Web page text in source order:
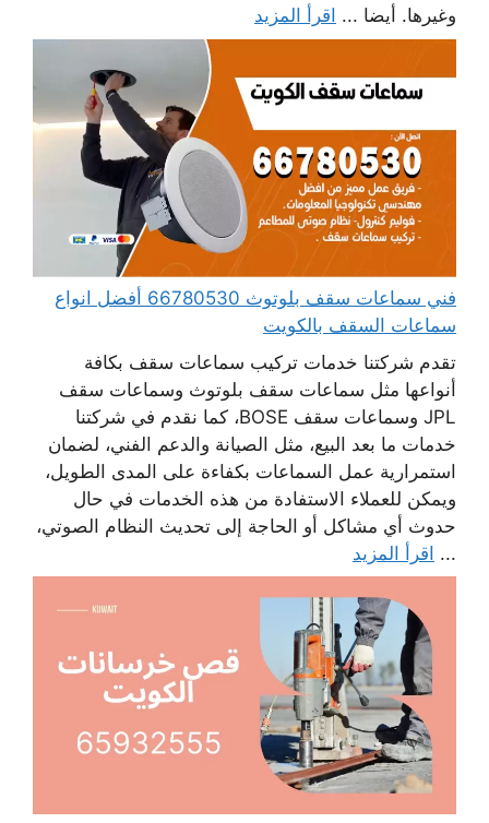
وغيرها. أيضا ... اقرأ المزيد
فني سماعات سقف بلوتوث 66780530 أفضل انواع
سماعات السقف بالكويت
تقدم شركتنا خدمات تركيب سماعات سقف بكافة
أنواعها مثل سماعات سقف بلوتوث وسماعات سقف
JPL وسماعات سقف BOSE، كما نقدم في شركتنا
خدمات ما بعد البيع، مثل الصيانة والدعم الفني، لضمان
استمرارية عمل السماعات بكفاءة على المدى الطويل،
ويمكن للعملاء الاستفادة من هذه الخدمات في حال
حدوث أي مشاكل أو الحاجة إلى تحديث النظام الصوتي،
... اقرأ المزيد